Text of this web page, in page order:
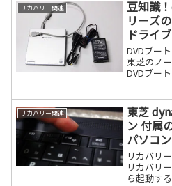
リカバリー関連
豆知識
リーズ
ドライブ
DVDブー
東芝のノ
DVDブー
あります
が持って
リカバリー関連
東芝
ン 付属
パソコ
リカバリ
リカバリ
ら起動す